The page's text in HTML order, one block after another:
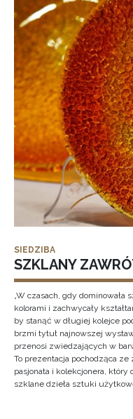
SIEDZIBA
SZKLANY
„W czasach, gdy
kolorami i zachwycały
by stanąć w długiej kolejce
brzmi tytuł najnowszej
przenosi zwiedzających w
To prezentacja pochodząca
pasjonata i kolekcjonera,
szklane dzieła sztuki